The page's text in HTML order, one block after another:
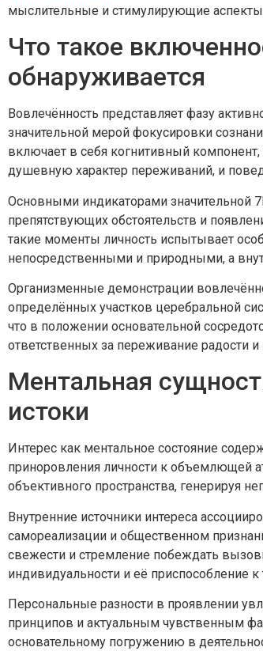
мыслительные и стимулирующие
Что такое
обнаруживается
Вовлечённость представляет фазу
значительной мерой фокусировки
включает в себя когнитивный
душевную характер переживаний, и
Основными индикаторами значительной
препятствующих обстоятельств и
такие моменты личность испытывает
непосредственными и природными, а
Организменные демонстрации
определённых участков церебральной
что в положении основательной
ответственных за переживание радости
Ментальная
истоки
Интерес как ментальное состояние
приноровления личности к объемлющей
объективного пространства, генерируя
Внутренние источники интереса
самореализации и общественном
свежести и стремление побеждать
индивидуальности и её приспособление
Персональные разности в проявлении
принципов и актуальным чувственным
основательному погружению в